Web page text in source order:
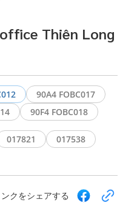
Thiên Long
90A4 FOBC017
90F4 FOBC018
017821
017538
ンクをシェアする